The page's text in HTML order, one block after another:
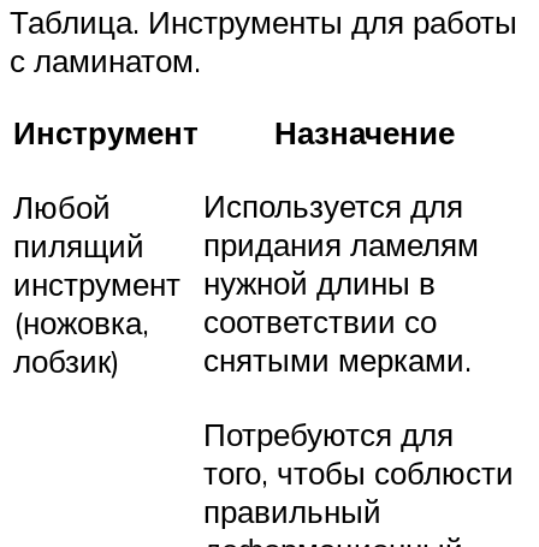
Таблица. Инструменты для работы
с ламинатом.
Инструмент
Назначение
Любой
пилящий
инструмент
(ножовка,
лобзик)
Используется для
придания ламелям
нужной длины в
соответствии со
снятыми мерками.
Потребуются для
того, чтобы соблюсти
правильный